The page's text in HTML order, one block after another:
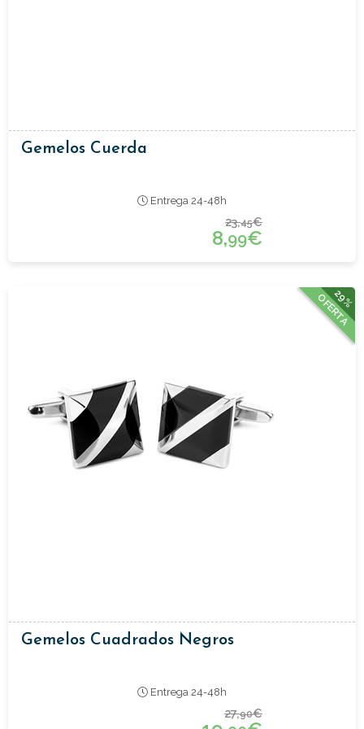
Gemelos Cuerda
Entrega 24-48h
23,45€
8,99€
29%
OFERTA
Gemelos Cuadrados Negros
Entrega 24-48h
27,90€